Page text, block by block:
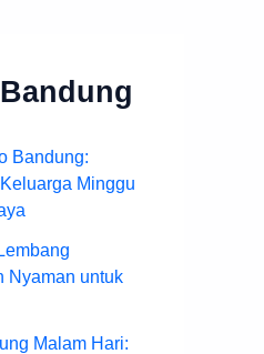
Bandung:
Minggu
Nyaman untuk
Malam Hari: